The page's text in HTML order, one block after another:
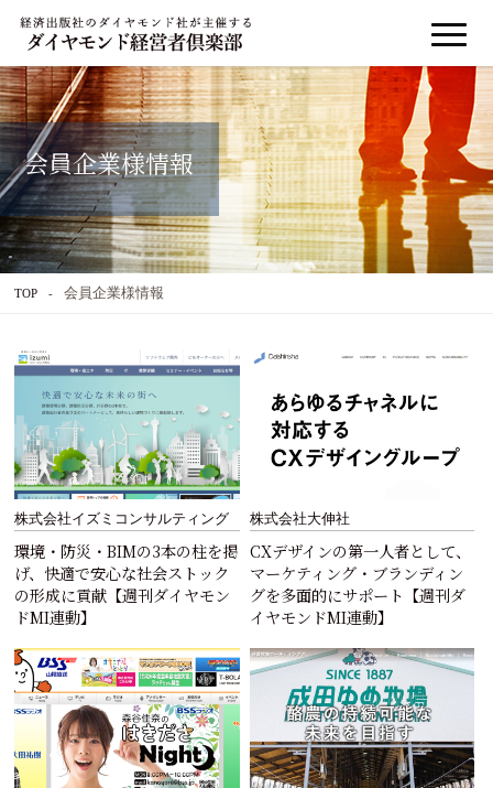
会員企業様情報
TOP 会員企業様情報
株式会社イズミコンサルティング
環境・防災・BIMの3本の柱を掲
げ、快適で安心な社会ストック
の形成に貢献【週刊ダイヤモン
ドMI連動】
株式会社大伸社
CXデザインの第一人者として、
マーケティング・ブランディン
グを多面的にサポート【週刊ダ
イヤモンドMI連動】